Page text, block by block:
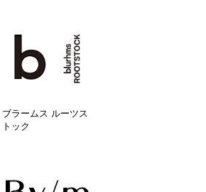
ブラームス ルーツス
トック